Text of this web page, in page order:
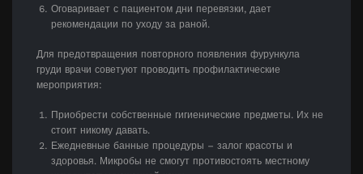
Оговаривает с пациентом дни перевязки, дает
рекомендации по уходу за раной.
Для предотвращения повторного появления фурункула
груди врачи советуют проводить профилактические
мероприятия:
Приобрести собственные гигиенические предметы. Их не
стоит никому давать.
Ежедневные банные процедуры – залог красоты и
здоровья. Микробы не смогут противостоять местному